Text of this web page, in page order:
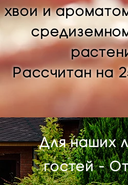
хвои и
Рассчитан на
Для наших
гостей -